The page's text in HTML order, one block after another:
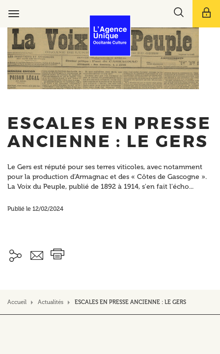
principal
navigation
Toggle
bar
ESCALES EN PRESSE
ANCIENNE : LE GERS
Le Gers est réputé pour ses terres viticoles, avec notamment
pour la production d’Armagnac et des « Côtes de Gascogne ».
La Voix du Peuple, publié de 1892 à 1914, s'en fait l'écho...
Publié le 12/02/2024
Accueil Actualités ESCALES EN PRESSE ANCIENNE : LE GERS